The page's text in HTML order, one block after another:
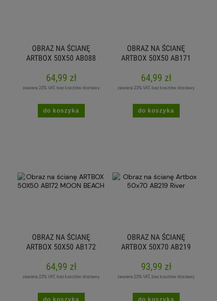
OBRAZ NA ŚCIANĘ
ARTBOX 50X50 AB088
64,99 zł
zawiera 23% VAT, bez kosztów dostawy
do koszyka
OBRAZ NA ŚCIANĘ
ARTBOX 50X50 AB171
64,99 zł
zawiera 23% VAT, bez kosztów dostawy
do koszyka
OBRAZ NA ŚCIANĘ
ARTBOX 50X50 AB172
64,99 zł
zawiera 23% VAT, bez kosztów dostawy
do koszyka
OBRAZ NA ŚCIANĘ
ARTBOX 50X70 AB219
93,99 zł
zawiera 23% VAT, bez kosztów dostawy
do koszyka